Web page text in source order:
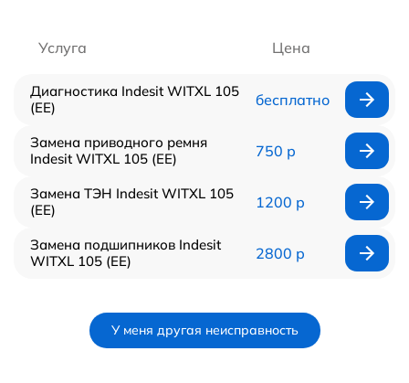
Услуга Цена
Диагностика Indesit WITXL 105
(EE)
бесплатно
Замена приводного ремня
Indesit WITXL 105 (EE)
750 р
Замена ТЭН Indesit WITXL 105
(EE)
1200 р
Замена подшипников Indesit
WITXL 105 (EE)
2800 р
У меня другая неисправность